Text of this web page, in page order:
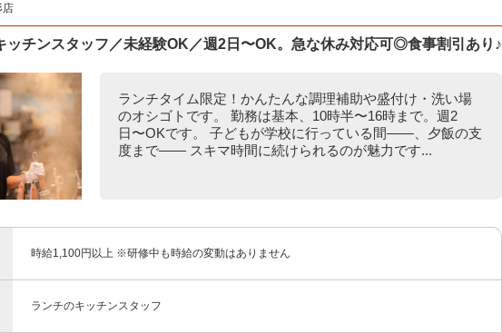
店
ッチンスタッフ／未経験OK／週2日〜OK。急な休み対応可◎食事割引あり♪
ランチタイム限定！かんたんな調理補助や盛付け・洗い場
のオシゴトです。 勤務は基本、10時半〜16時まで。週2
日〜OKです。 子どもが学校に行っている間――、夕飯の支
度まで―― スキマ時間に続けられるのが魅力です...
時給1,100円以上 ※研修中も時給の変動はありません
ランチのキッチンスタッフ